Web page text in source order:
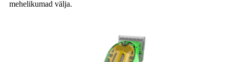
mehelikumad välja.